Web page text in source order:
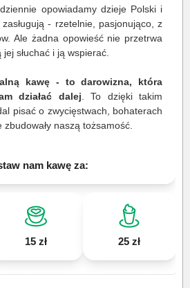
opowiadamy dzieje Polski i
- rzetelnie, pasjonująco, z
Ale żadna opowieść nie przetrwa
słuchać i ją wspierać.
kawę - to darowizna, która
działać dalej . To dzięki takim
pisać o zwycięstwach, bohaterach
naszą tożsamość.
nam kawę za:
15 zł 25 zł